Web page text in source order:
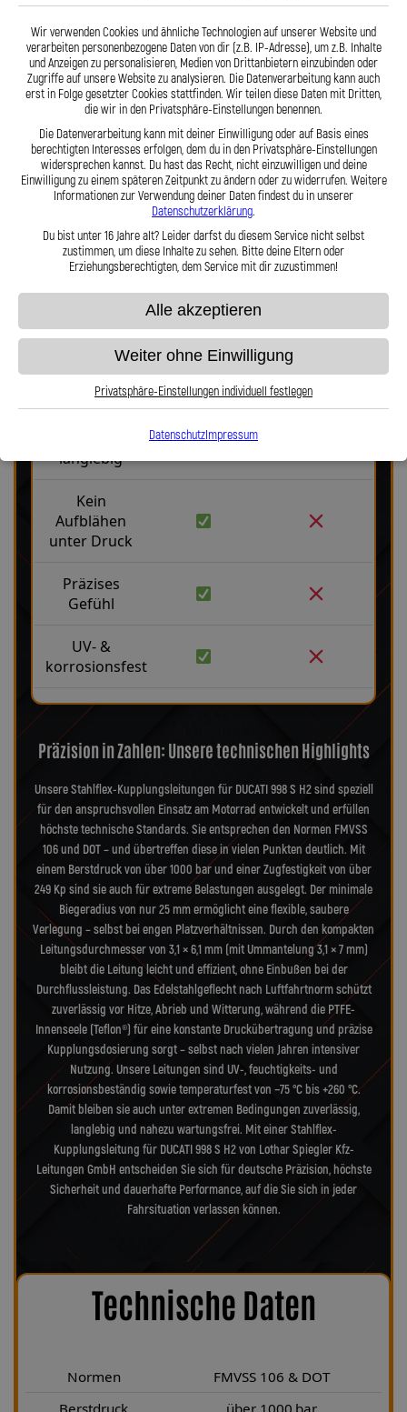
Stahlflex vs. Gummi
Fakten Stahlflex Gummi
langlebig
Kein
Aufblähen
unter Druck
Präzises
Gefühl
UV- &
korrosionsfest
gegenüber Gummileitungen. Unsere verdrehbaren, ausjustierbaren
Anschlüsse ermöglichen eine spannungsfreie, saubere Verlegung wie
Orig. – ein besonderes Merkmal aus der Entwicklung von Lothar
Spiegler. Jede Leitung wird millimetergenau gefertigt, geprüft und
exakt auf Ihr Motorrad abgestimmt – ob als Sonderanfertigung oder
anbaufertiges Stahlflex-Kit. Mit den Stahlflex-Kupplungsleitungen von
Lothar Spiegler Kfz-Leitungen GmbH setzen Sie auf deutsche
Handwerksqualität, über 35 Jahre Erfahrung und ein Produkt, das
Haltbarkeit, Präzision und Fahrgefühl auf höchstem Niveau vereint.
Hier zu unserem Video „Stahlflex vs. Gummi“
Präzision in Zahlen: Unsere technischen Highlights
Unsere Stahlflex-Kupplungsleitungen für DUCATI 998 S H2 sind speziell
für den anspruchsvollen Einsatz am Motorrad entwickelt und erfüllen
höchste technische Standards. Sie entsprechen den Normen FMVSS
106 und DOT – und übertreffen diese in vielen Punkten deutlich. Mit
einem Berstdruck von über 1000 bar und einer Zugfestigkeit von über
249 Kp sind sie auch für extreme Belastungen ausgelegt. Der minimale
Biegeradius von nur 25 mm ermöglicht eine flexible, saubere
Verlegung – selbst bei engen Platzverhältnissen. Durch den kompakten
Leitungsdurchmesser von 3,1 × 6,1 mm (mit Ummantelung 3,1 × 7 mm)
bleibt die Leitung leicht und effizient, ohne Einbußen bei der
Durchflussleistung. Das Edelstahlgeflecht nach Luftfahrtnorm schützt
zuverlässig vor Hitze, Abrieb und Witterung, während die PTFE-
Innenseele (Teflon®) für eine konstante Druckübertragung und präzise
Kupplungsdosierung sorgt – selbst nach vielen Jahren intensiver
Nutzung. Unsere Leitungen sind UV-, feuchtigkeits- und
korrosionsbeständig sowie temperaturfest von −75 °C bis +260 °C.
Damit bleiben sie auch unter extremen Bedingungen zuverlässig,
langlebig und nahezu wartungsfrei. Mit einer Stahlflex-
Kupplungsleitung für DUCATI 998 S H2 von Lothar Spiegler Kfz-
Leitungen GmbH entscheiden Sie sich für deutsche Präzision, höchste
Sicherheit und dauerhafte Performance, auf die Sie sich in jeder
Fahrsituation verlassen können.
Technische Daten
Normen
FMVSS 106 & DOT
Berstdruck
über 1000 bar
Wir verwenden Cookies und ähnliche Technologien auf unserer Website und
verarbeiten personenbezogene Daten von dir (z.B. IP-Adresse), um z.B. Inhalte
und Anzeigen zu personalisieren, Medien von Drittanbietern einzubinden oder
Zugriffe auf unsere Website zu analysieren. Die Datenverarbeitung kann auch
erst in Folge gesetzter Cookies stattfinden. Wir teilen diese Daten mit Dritten,
die wir in den Privatsphäre-Einstellungen benennen.
Die Datenverarbeitung kann mit deiner Einwilligung oder auf Basis eines
berechtigten Interesses erfolgen, dem du in den Privatsphäre-Einstellungen
widersprechen kannst. Du hast das Recht, nicht einzuwilligen und deine
Einwilligung zu einem späteren Zeitpunkt zu ändern oder zu widerrufen. Weitere
Informationen zur Verwendung deiner Daten findest du in unserer
Datenschutzerklärung.
Du bist unter 16 Jahre alt? Leider darfst du diesem Service nicht selbst
zustimmen, um diese Inhalte zu sehen. Bitte deine Eltern oder
Erziehungsberechtigten, dem Service mit dir zuzustimmen!
Alle akzeptieren
Weiter ohne Einwilligung
Privatsphäre-Einstellungen individuell festlegen
DatenschutzImpressum